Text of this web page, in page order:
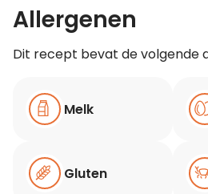
Allergenen
Dit recept bevat de volgende
Melk
Gluten